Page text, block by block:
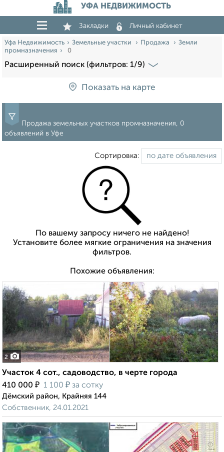
УФА НЕДВИЖИМОСТЬ
Закладки Личный кабинет
Уфа Недвижимость Земельные участки Продажа
Земли
промназначения
0
Расширенный поиск (фильтров: 1/9)
Показать на карте
Продажа земельных участков промназначения, 0
объявлений в Уфе
Сортировка:
По вашему запросу ничего не найдено!
Установите более мягкие ограничения на значения
фильтров.
Похожие объявления:
2
Участок 4 сот., садоводство, в черте города
410 000 ₽ 1 100 ₽ за сотку
Дёмский район, Крайняя 144
Собственник, 24.01.2021